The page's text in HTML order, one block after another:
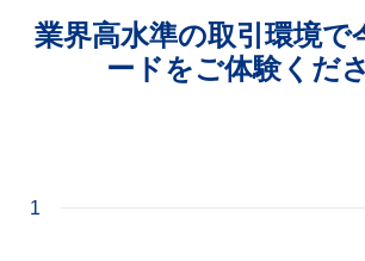
業界高水準の取引環境で
ードをご体験くださ
1